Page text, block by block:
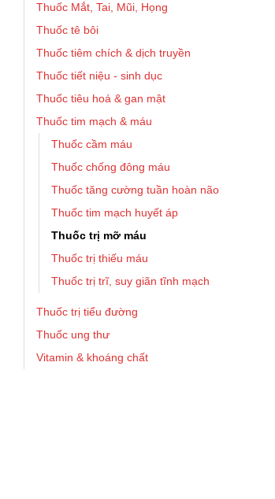
Thuốc Mắt, Tai, Mũi, Họng
Thuốc tê bôi
Thuốc tiêm chích & dịch truyền
Thuốc tiết niệu - sinh dục
Thuốc tiêu hoá & gan mật
Thuốc tim mạch & máu
Thuốc cầm máu
Thuốc chống đông máu
Thuốc tăng cường tuần hoàn não
Thuốc tim mạch huyết áp
Thuốc trị mỡ máu
Thuốc trị thiếu máu
Thuốc trị trĩ, suy giãn tĩnh mạch
Thuốc trị tiểu đường
Thuốc ung thư
Vitamin & khoáng chất